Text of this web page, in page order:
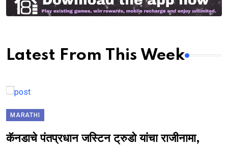
Latest From This Week
MARATHI
कॅनडाचे पंतप्रधान जस्टिन ट्रुडो यांचा राजीनामा,